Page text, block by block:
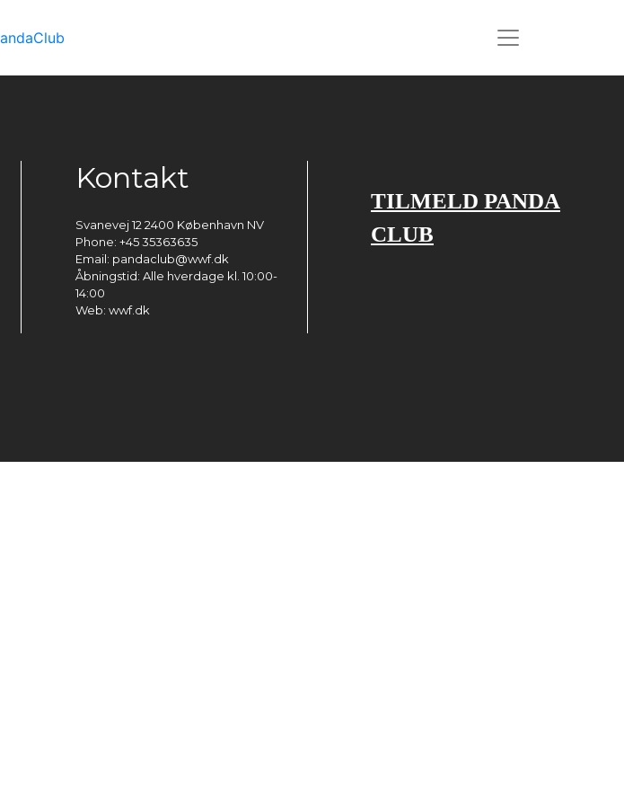
Kontakt
Svanevej 12 2400 København NV
Phone: +45 35363635
Email: pandaclub@wwf.dk
Åbningstid: Alle hverdage kl. 10:00-
14:00
Web: wwf.dk
TILMELD PANDA
CLUB